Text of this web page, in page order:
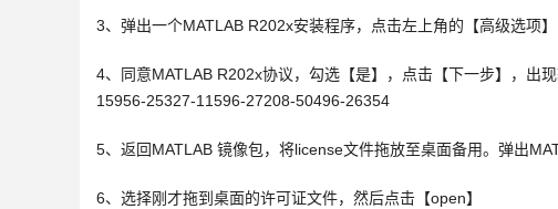
3、弹出一个MATLAB R202x安装程序，点击左上角的【高级选项
4、同意MATLAB R202x协议，勾选【是】，点击【下一步】，
15956-25327-11596-27208-50496-26354
5、返回MATLAB 镜像包，将license文件拖放至桌面备用。弹出
6、选择刚才拖到桌面的许可证文件，然后点击【open】